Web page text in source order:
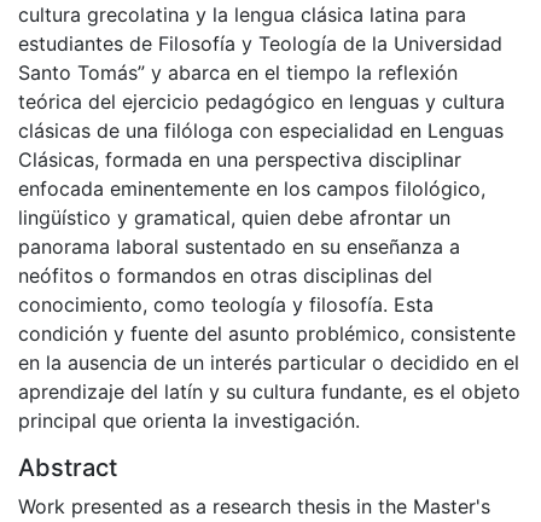
cultura grecolatina y la lengua clásica latina para
estudiantes de Filosofía y Teología de la Universidad
Santo Tomás” y abarca en el tiempo la reflexión
teórica del ejercicio pedagógico en lenguas y cultura
clásicas de una filóloga con especialidad en Lenguas
Clásicas, formada en una perspectiva disciplinar
enfocada eminentemente en los campos filológico,
lingüístico y gramatical, quien debe afrontar un
panorama laboral sustentado en su enseñanza a
neófitos o formandos en otras disciplinas del
conocimiento, como teología y filosofía. Esta
condición y fuente del asunto problémico, consistente
en la ausencia de un interés particular o decidido en el
aprendizaje del latín y su cultura fundante, es el objeto
principal que orienta la investigación.
Abstract
Work presented as a research thesis in the Master's